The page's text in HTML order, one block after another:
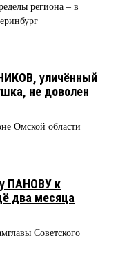
региона – в
уличённый
не доволен
Омской области
ПАНОВУ к
два месяца
Советского